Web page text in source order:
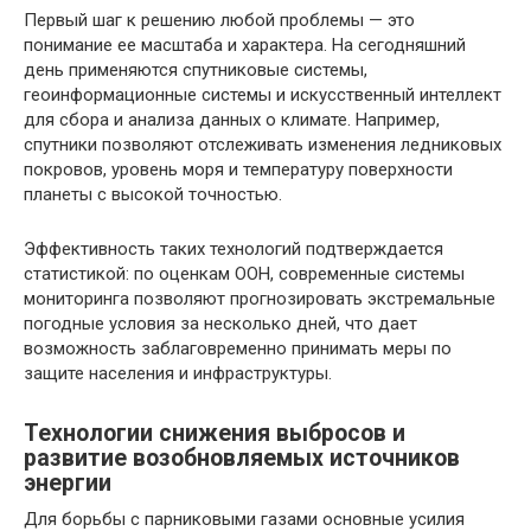
Первый шаг к решению любой проблемы — это
понимание ее масштаба и характера. На сегодняшний
день применяются спутниковые системы,
геоинформационные системы и искусственный интеллект
для сбора и анализа данных о климате. Например,
спутники позволяют отслеживать изменения ледниковых
покровов, уровень моря и температуру поверхности
планеты с высокой точностью.
Эффективность таких технологий подтверждается
статистикой: по оценкам ООН, современные системы
мониторинга позволяют прогнозировать экстремальные
погодные условия за несколько дней, что дает
возможность заблаговременно принимать меры по
защите населения и инфраструктуры.
Технологии снижения выбросов и
развитие возобновляемых источников
энергии
Для борьбы с парниковыми газами основные усилия